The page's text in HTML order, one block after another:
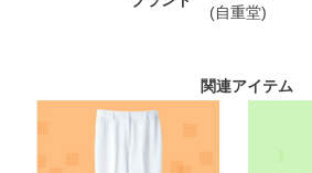
(自重堂)
関連アイテム